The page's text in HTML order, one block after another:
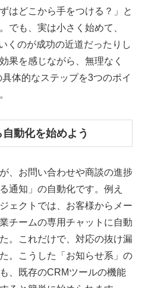
はどこから手をつける？」と
でも、実は小さく始めて、
くのが成功の近道だったりし
果を感じながら、無理なく
体的なステップを3つのポイ
動化を始めよう
、お問い合わせや商談の進捗
通知」の自動化です。例え
ェクトでは、お客様からメー
チームの専用チャットに自動
。これだけで、対応の抜け漏
。こうした「お知らせ系」の
、既存のCRMツールの機能